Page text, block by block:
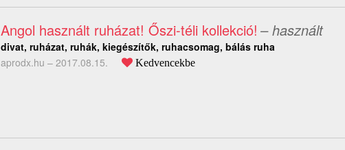
Angol használt ruházat! Őszi-téli kollekció! – használt
divat, ruházat, ruhák, kiegészítők, ruhacsomag, bálás ruha
aprodx.hu – 2017.08.15. Kedvencekbe